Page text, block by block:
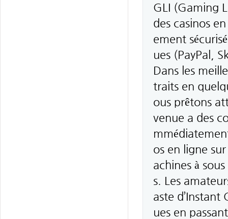
GLI (Gaming
des casinos
ement
ues (PayPal,
Dans les
traits en
ous prêtons
venue a des
os en ligne
achines à
s. Les
aste d’Instant
ues en